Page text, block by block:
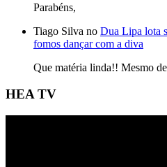
Parabéns,
Tiago Silva no Dua Lipa lota
fomos dançar com a diva
Que matéria linda!! Mesmo
HEA TV